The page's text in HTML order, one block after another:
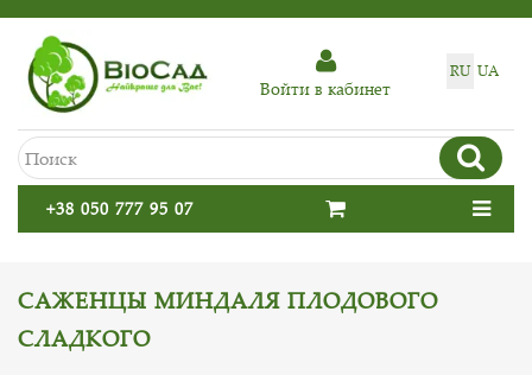
RU UA
Войти в кабинет
+38 050 777 95 07
САЖЕНЦЫ МИНДАЛЯ ПЛОДОВОГО
СЛАДКОГО